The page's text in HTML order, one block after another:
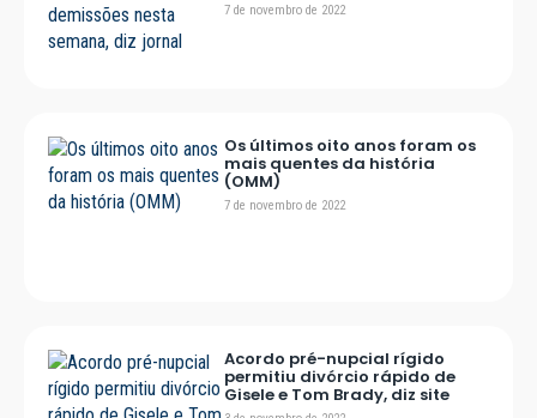
7 de novembro de 2022
Os últimos oito anos foram os
mais quentes da história
(OMM)
7 de novembro de 2022
Acordo pré-nupcial rígido
permitiu divórcio rápido de
Gisele e Tom Brady, diz site